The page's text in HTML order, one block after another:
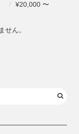
¥20,000 〜
せん。